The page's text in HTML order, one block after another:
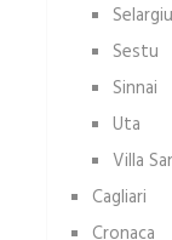
Sestu
Sinnai
Uta
Villa
Cagliari
Cronaca